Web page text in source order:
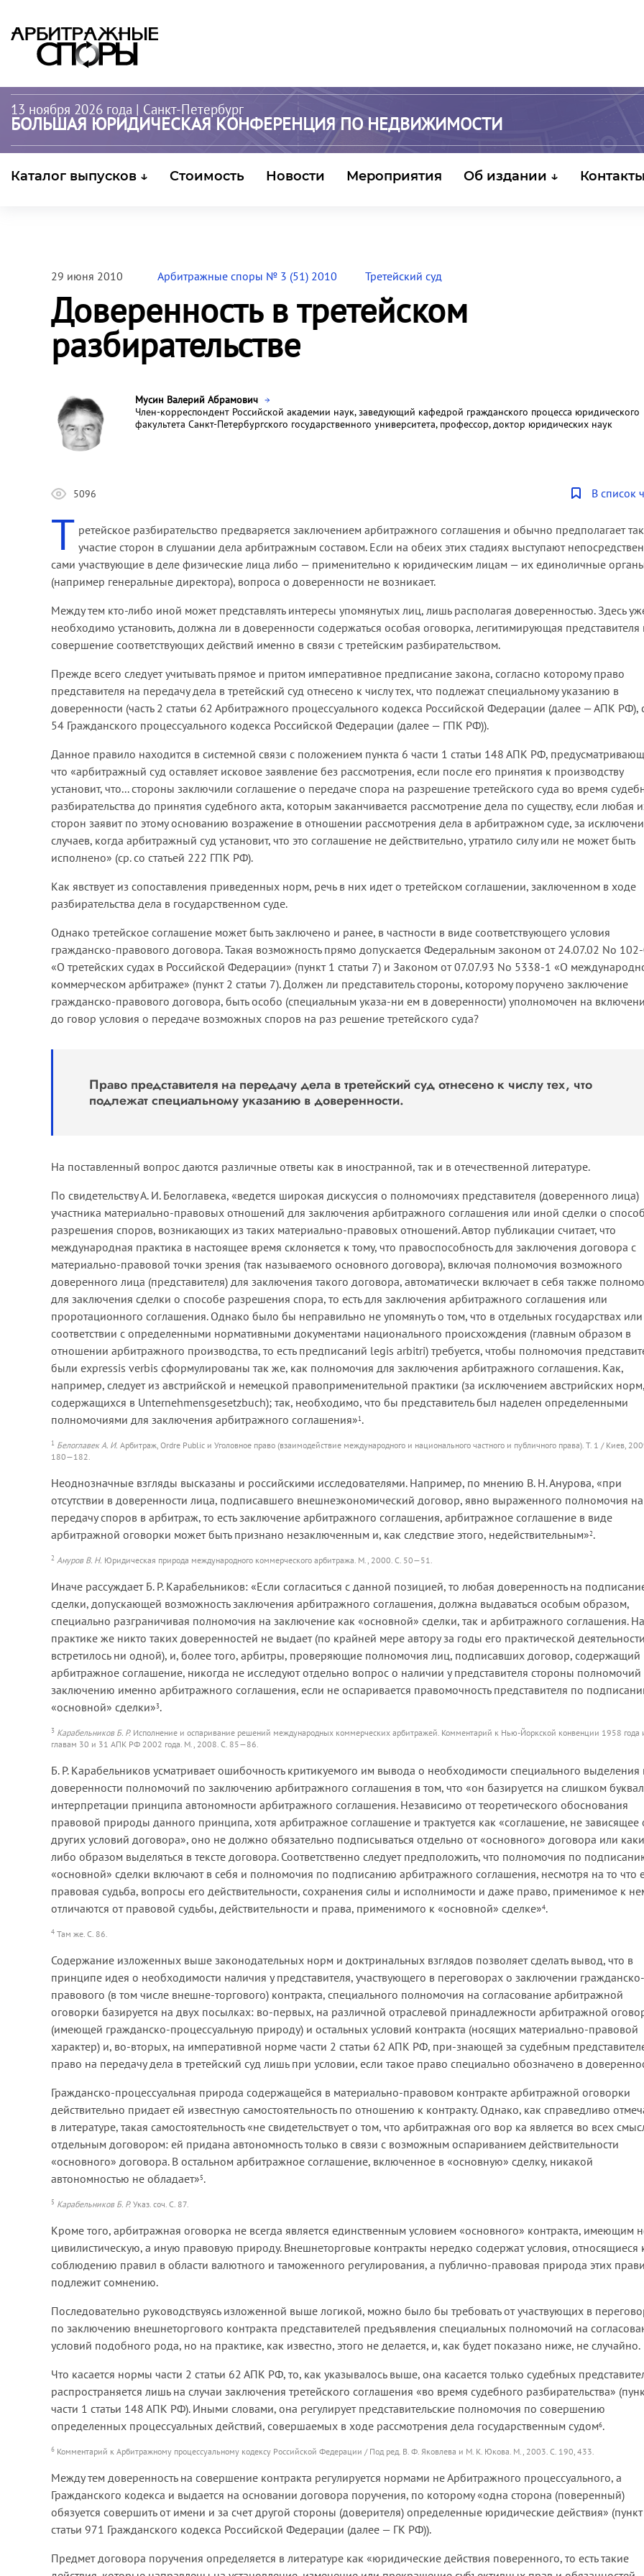
13 ноября 2026 года | Санкт-Петербург
БОЛЬШАЯ ЮРИДИЧЕСКАЯ КОНФЕРЕНЦИЯ ПО НЕДВИЖИМОСТИ
Каталог выпусков ↓ Стоимость Новости Мероприятия Об издании ↓ Контакты
29 июня 2010 Арбитражные споры № 3 (51) 2010 Третейский суд
Доверенность в третейском
разбирательстве
Мусин Валерий Абрамович
Член-корреспондент Российской академии наук, заведующий кафедрой гражданского процесса юридического
факультета Санкт-Петербургского государственного университета, профессор, доктор юридических наук
5096 В список
Т ретейское разбирательство предваряется заключением арбитражного соглашения и обычно предполагает
участие сторон в слушании дела арбитражным составом. Если на обеих этих стадиях выступают
сами участвующие в деле физические лица либо — применительно к юридическим лицам — их единоличные
(например генеральные директора), вопроса о доверенности не возникает.
Между тем кто-либо иной может представлять интересы упомянутых лиц, лишь располагая доверенностью. Здесь
необходимо установить, должна ли в доверенности содержаться особая оговорка, легитимирующая представителя
совершение соответствующих действий именно в связи с третейским разбирательством.
Прежде всего следует учитывать прямое и притом императивное предписание закона, согласно которому право
представителя на передачу дела в третейский суд отнесено к числу тех, что подлежат специальному указанию в
доверенности (часть 2 статьи 62 Арбитражного процессуального кодекса Российской Федерации (далее — АПК РФ),
54 Гражданского процессуального кодекса Российской Федерации (далее — ГПК РФ)).
Данное правило находится в системной связи с положением пункта 6 части 1 статьи 148 АПК РФ,
что «арбитражный суд оставляет исковое заявление без рассмотрения, если после его принятия к производству
установит, что... стороны заключили соглашение о передаче спора на разрешение третейского суда во время
разбирательства до принятия судебного акта, которым заканчивается рассмотрение дела по существу, если любая
сторон заявит по этому основанию возражение в отношении рассмотрения дела в арбитражном суде, за
случаев, когда арбитражный суд установит, что это соглашение не действительно, утратило силу или не может быть
исполнено» (ср. со статьей 222 ГПК РФ).
Как явствует из сопоставления приведенных норм, речь в них идет о третейском соглашении, заключенном в ходе
разбирательства дела в государственном суде.
Однако третейское соглашение может быть заключено и ранее, в частности в виде соответствующего условия
гражданско-правового договора. Такая возможность прямо допускается Федеральным законом от 24.07.02 No
«О третейских судах в Российской Федерации» (пункт 1 статьи 7) и Законом от 07.07.93 No 5338-1 «О
коммерческом арбитраже» (пункт 2 статьи 7). Должен ли представитель стороны, которому поручено заключение
гражданско-правового договора, быть особо (специальным указа-ни ем в доверенности) уполномочен на
до говор условия о передаче возможных споров на раз решение третейского суда?
Право представителя на передачу дела в третейский суд отнесено к числу тех, что
подлежат специальному указанию в доверенности.
На поставленный вопрос даются различные ответы как в иностранной, так и в отечественной литературе.
По свидетельству А. И. Белоглавека, «ведется широкая дискуссия о полномочиях представителя (доверенного лица)
участника материально-правовых отношений для заключения арбитражного соглашения или иной сделки о
разрешения споров, возникающих из таких материально-правовых отношений. Автор публикации считает, что
международная практика в настоящее время склоняется к тому, что правоспособность для заключения договора с
материально-правовой точки зрения (так называемого основного договора), включая полномочия возможного
доверенного лица (представителя) для заключения такого договора, автоматически включает в себя также
для заключения сделки о способе разрешения спора, то есть для заключения арбитражного соглашения или
проротационного соглашения. Однако было бы неправильно не упомянуть о том, что в отдельных государствах
соответствии с определенными нормативными документами национального происхождения (главным образом в
отношении арбитражного производства, то есть предписаний legis arbitri) требуется, чтобы полномочия
были expressis verbis сформулированы так же, как полномочия для заключения арбитражного соглашения. Как,
например, следует из австрийской и немецкой правоприменительной практики (за исключением авcтрийских норм,
содержащихся в Unternehmensgesetzbuch); так, необходимо, что бы представитель был наделен определенными
полномочиями для заключения арбитражного соглашения»1 .
1 Белоглавек А. И. Арбитраж, Ordre Public и Уголовное право (взаимодействие международного и национального частного и публичного права). Т. 1 / Киев,
180—182.
Неоднозначные взгляды высказаны и российскими исследователями. Например, по мнению В. Н. Анурова, «при
отсутствии в доверенности лица, подписавшего внешнеэкономический договор, явно выраженного полномочия на
передачу споров в арбитраж, то есть заключение арбитражного соглашения, арбитражное соглашение в виде
арбитражной оговорки может быть признано незаключенным и, как следствие этого, недействительным»2.
2 Ануров В. Н. Юридическая природа международного коммерческого арбитража. М., 2000. С. 50—51.
Иначе рассуждает Б. Р. Карабельников: «Если согласиться с данной позицией, то любая доверенность на
сделки, допускающей возможность заключения арбитражного соглашения, должна выдаваться особым образом,
специально разграничивая полномочия на заключение как «основной» сделки, так и арбитражного соглашения. На
практике же никто таких доверенностей не выдает (по крайней мере автору за годы его практической
встретилось ни одной), и, более того, арбитры, проверяющие полномочия лиц, подписавших договор, содержащий
арбитражное соглашение, никогда не исследуют отдельно вопрос о наличии у представителя стороны полномочий
заключению именно арбитражного соглашения, если не оспаривается правомочность представителя по
«основной» сделки»3.
3 Карабельников Б. Р. Исполнение и оспаривание решений международных коммерческих арбитражей. Комментарий к Нью-Йоркской конвенции 1958 года
главам 30 и 31 АПК РФ 2002 года. М., 2008. С. 85—86.
Б. Р. Карабельников усматривает ошибочность критикуемого им вывода о необходимости специального выделения
доверенности полномочий по заключению арбитражного соглашения в том, что «он базируется на слишком
интерпретации принципа автономности арбитражного соглашения. Независимо от теоретического обоснования
правовой природы данного принципа, хотя арбитражное соглашение и трактуется как «соглашение, не зависящее
других условий договора», оно не должно обязательно подписываться отдельно от «основного» договора или
либо образом выделяться в тексте договора. Соответственно следует предположить, что полномочия по
«основной» сделки включают в себя и полномочия по подписанию арбитражного соглашения, несмотря на то что
правовая судьба, вопросы его действительности, сохранения силы и исполнимости и даже право, применимое к
отличаются от правовой судьбы, действительности и права, применимого к «основной» сделке»4.
4 Там же. С. 86.
Содержание изложенных выше законодательных норм и доктринальных взглядов позволяет сделать вывод, что в
принципе идея о необходимости наличия у представителя, участвующего в переговорах о заключении гражданско-
правового (в том числе внешне-торгового) контракта, специального полномочия на согласование арбитражной
оговорки базируется на двух посылках: во-первых, на различной отраслевой принадлежности арбитражной
(имеющей гражданско-процессуальную природу) и остальных условий контракта (носящих материально-правовой
характер) и, во-вторых, на императивной норме части 2 статьи 62 АПК РФ, при-знающей за судебным
право на передачу дела в третейский суд лишь при условии, если такое право специально обозначено в
Гражданско-процессуальная природа содержащейся в материально-правовом контракте арбитражной оговорки
действительно придает ей известную самостоятельность по отношению к контракту. Однако, как справедливо
в литературе, такая самостоятельность «не свидетельствует о том, что арбитражная ого вор ка является во всех
отдельным договором: ей придана автономность только в связи с возможным оспариванием действительности
«основного» договора. В остальном арбитражное соглашение, включенное в «основную» сделку, никакой
автономностью не обладает»5.
5 Карабельников Б. Р. Указ. соч. С. 87.
Кроме того, арбитражная оговорка не всегда является единственным условием «основного» контракта, имеющим
цивилистическую, а иную правовую природу. Внешнеторговые контракты нередко содержат условия, относящиеся
соблюдению правил в области валютного и таможенного регулирования, а публично-правовая природа этих
подлежит сомнению.
Последовательно руководствуясь изложенной выше логикой, можно было бы требовать от участвующих в
по заключению внешнеторгового контракта представителей предъявления специальных полномочий на
условий подобного рода, но на практике, как известно, этого не делается, и, как будет показано ниже, не случайно.
Что касается нормы части 2 статьи 62 АПК РФ, то, как указывалось выше, она касается только судебных
распространяется лишь на случаи заключения третейского соглашения «во время судебного разбирательства»
части 1 статьи 148 АПК РФ). Иными словами, она регулирует представительские полномочия по совершению
определенных процессуальных действий, совершаемых в ходе рассмотрения дела государственным судом6.
6 Комментарий к Арбитражному процессуальному кодексу Российской Федерации / Под ред. В. Ф. Яковлева и М. К. Юкова. М., 2003. С. 190, 433.
Между тем доверенность на совершение контракта регулируется нормами не Арбитражного процессуального, а
Гражданского кодекса и выдается на основании договора поручения, по которому «одна сторона (поверенный)
обязуется совершить от имени и за счет другой стороны (доверителя) определенные юридические действия»
статьи 971 Гражданского кодекса Российской Федерации (далее — ГК РФ)).
Предмет договора поручения определяется в литературе как «юридические действия поверенного, то есть такие